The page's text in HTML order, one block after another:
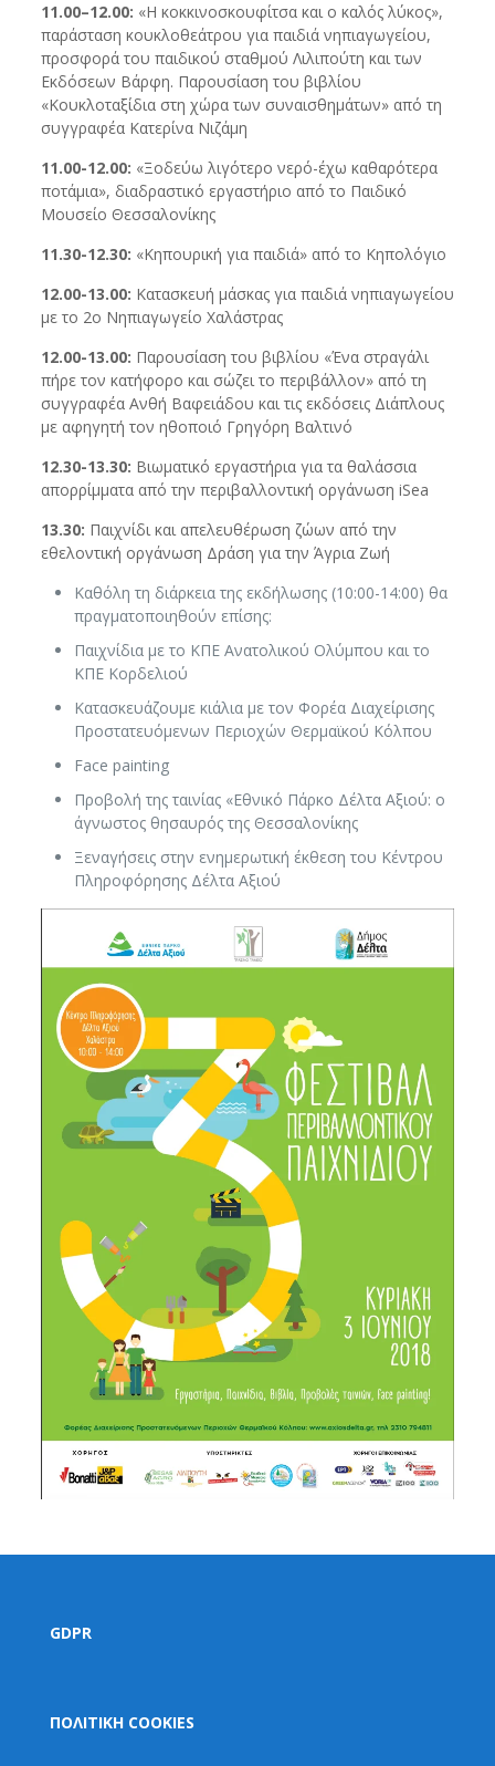
11.00–12.00: «Η κοκκινοσκουφίτσα και ο καλός λύκος»,
παράσταση κουκλοθεάτρου για παιδιά νηπιαγωγείου,
προσφορά του παιδικού σταθμού Λιλιπούτη και των
Εκδόσεων Βάρφη. Παρουσίαση του βιβλίου
«Κουκλοταξίδια στη χώρα των συναισθημάτων» από τη
συγγραφέα Κατερίνα Νιζάμη
11.00-12.00: «Ξοδεύω λιγότερο νερό-έχω καθαρότερα
ποτάμια», διαδραστικό εργαστήριο από το Παιδικό
Μουσείο Θεσσαλονίκης
11.30-12.30: «Κηπουρική για παιδιά» από το Κηπολόγιο
12.00-13.00: Κατασκευή μάσκας για παιδιά νηπιαγωγείου
με το 2ο Νηπιαγωγείο Χαλάστρας
12.00-13.00: Παρουσίαση του βιβλίου «Ένα στραγάλι
πήρε τον κατήφορο και σώζει το περιβάλλον» από τη
συγγραφέα Ανθή Βαφειάδου και τις εκδόσεις Διάπλους
με αφηγητή τον ηθοποιό Γρηγόρη Βαλτινό
12.30-13.30: Βιωματικό εργαστήρια για τα θαλάσσια
απορρίμματα από την περιβαλλοντική οργάνωση iSea
13.30: Παιχνίδι και απελευθέρωση ζώων από την
εθελοντική οργάνωση Δράση για την Άγρια Ζωή
Καθόλη τη διάρκεια της εκδήλωσης (10:00-14:00) θα
πραγματοποιηθούν επίσης:
Παιχνίδια με το ΚΠΕ Ανατολικού Ολύμπου και το
ΚΠΕ Κορδελιού
Κατασκευάζουμε κιάλια με τον Φορέα Διαχείρισης
Προστατευόμενων Περιοχών Θερμαϊκού Κόλπου
Face painting
Προβολή της ταινίας «Εθνικό Πάρκο Δέλτα Αξιού: ο
άγνωστος θησαυρός της Θεσσαλονίκης
Ξεναγήσεις στην ενημερωτική έκθεση του Κέντρου
Πληροφόρησης Δέλτα Αξιού
GDPR
ΠΟΛΙΤΙΚΗ COOKIES